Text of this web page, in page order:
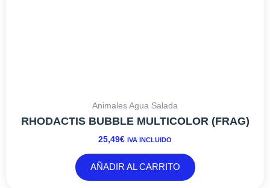
Animales Agua Salada
RHODACTIS BUBBLE MULTICOLOR (FRAG)
25,49€ IVA INCLUIDO
AÑADIR AL CARRITO